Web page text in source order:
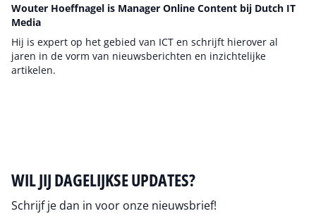
Wouter Hoeffnagel is Manager Online Content bij Dutch IT
Media
Hij is expert op het gebied van ICT en schrijft hierover al
jaren in de vorm van nieuwsberichten en inzichtelijke
artikelen.
WIL JIJ DAGELIJKSE UPDATES?
Schrijf je dan in voor onze nieuwsbrief!